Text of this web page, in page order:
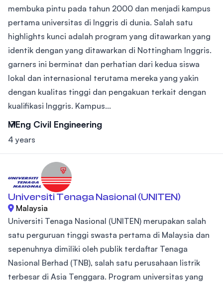
membuka pintu pada tahun 2000 dan menjadi kampus
pertama universitas di Inggris di dunia. Salah satu
highlights kunci adalah program yang ditawarkan yang
identik dengan yang ditawarkan di Nottingham Inggris.
garners ini berminat dan perhatian dari kedua siswa
lokal dan internasional terutama mereka yang yakin
dengan kualitas tinggi dan pengakuan terkait dengan
kualifikasi Inggris. Kampus...
MEng Civil Engineering
4 years
Universiti Tenaga Nasional (UNITEN)
Malaysia
Universiti Tenaga Nasional (UNITEN) merupakan salah
satu perguruan tinggi swasta pertama di Malaysia dan
sepenuhnya dimiliki oleh publik terdaftar Tenaga
Nasional Berhad (TNB), salah satu perusahaan listrik
terbesar di Asia Tenggara. Program universitas yang